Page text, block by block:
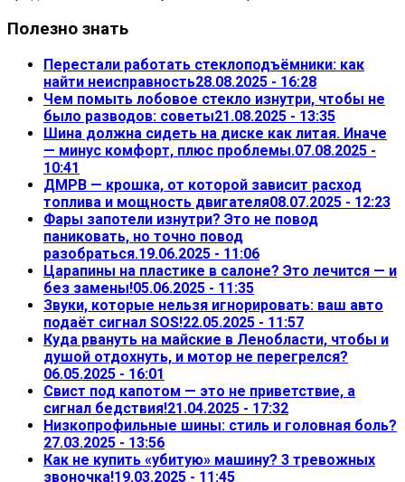
Полезно знать
Перестали работать стеклоподъёмники: как
найти неисправность28.08.2025 - 16:28
Чем помыть лобовое стекло изнутри, чтобы не
было разводов: советы21.08.2025 - 13:35
Шина должна сидеть на диске как литая. Иначе
— минус комфорт, плюс проблемы.07.08.2025 -
10:41
ДМРВ — крошка, от которой зависит расход
топлива и мощность двигателя08.07.2025 - 12:23
Фары запотели изнутри? Это не повод
паниковать, но точно повод
разобраться.19.06.2025 - 11:06
Царапины на пластике в салоне? Это лечится — и
без замены!05.06.2025 - 11:35
Звуки, которые нельзя игнорировать: ваш авто
подаёт сигнал SOS!22.05.2025 - 11:57
Куда рвануть на майские в Ленобласти, чтобы и
душой отдохнуть, и мотор не перегрелся?
06.05.2025 - 16:01
Свист под капотом — это не приветствие, а
сигнал бедствия!21.04.2025 - 17:32
Низкопрофильные шины: стиль и головная боль?
27.03.2025 - 13:56
Как не купить «убитую» машину? 3 тревожных
звоночка!19.03.2025 - 11:45